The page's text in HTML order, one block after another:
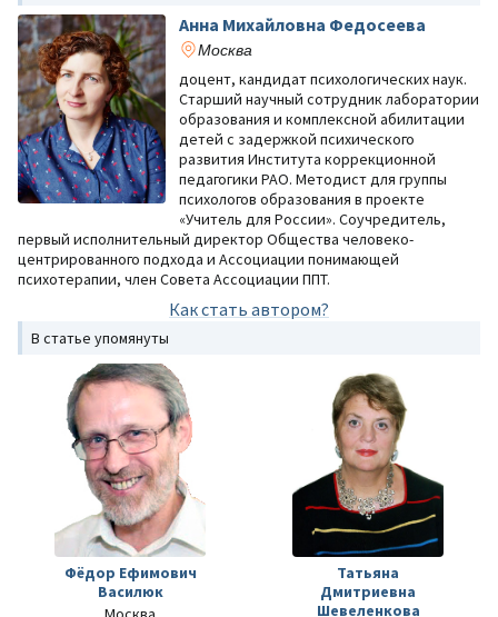
Анна Михайловна Федосеева
Москва
доцент, кандидат психологических наук.
Старший научный сотрудник лаборатории
образования и комплексной абилитации
детей с задержкой психического
развития Института коррекционной
педагогики РАО. Методист для группы
психологов образования в проекте
«Учитель для России». Соучредитель,
первый исполнительный директор Общества человеко-
центрированного подхода и Ассоциации понимающей
психотерапии, член Совета Ассоциации ППТ.
Как стать автором?
В статье упомянуты
Фёдор Ефимович
Василюк
Татьяна
Дмитриевна
Шевеленкова